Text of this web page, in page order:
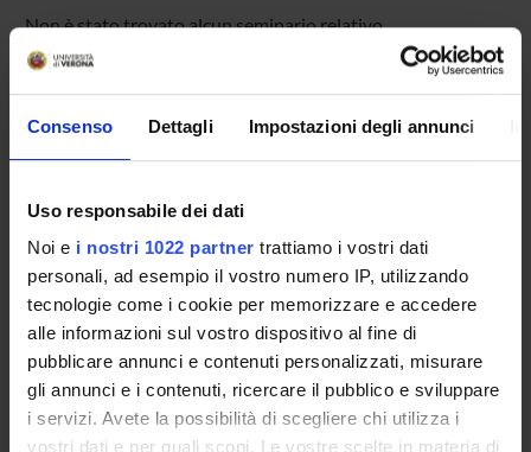
Consenso Dettagli Impostazioni degli annunci
Uso responsabile dei dati
Noi e i nostri 1022 partner trattiamo i vostri dati
personali, ad esempio il vostro numero IP, utilizzando
tecnologie come i cookie per memorizzare e accedere
alle informazioni sul vostro dispositivo al fine di
pubblicare annunci e contenuti personalizzati, misurare
gli annunci e i contenuti, ricercare il pubblico e sviluppare
i servizi. Avete la possibilità di scegliere chi utilizza i
vostri dati e per quali scopi. Le vostre scelte in materia di
Non è stato trovato alcun seminario relativo
all'insegnamento Biotecnologie microbiche industriali.
OFFERTA FORMATIVA
CORSI DI STUDIO
DOTTORATI DI RICERCA E FORMAZIONE
SUPERIORE
Contatti
Persone
Luoghi